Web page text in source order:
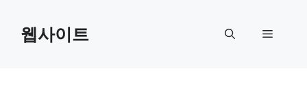
content웹사이트 Menu